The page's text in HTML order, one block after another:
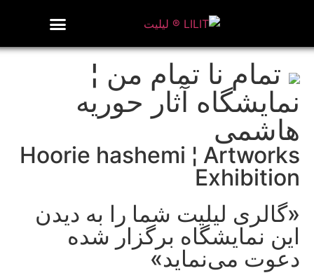
تمام نا تمام من ¦
نمایشگاه آثار حوریه
هاشمی
Hoorie hashemi ¦ Artworks
Exhibition
«گالری لیلیت شما را به دیدن
این نمایشگاه برگزار شده
دعوت می‌نماید»